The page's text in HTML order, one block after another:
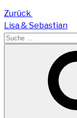
Zurück
Lisa & Sebastian
Suche